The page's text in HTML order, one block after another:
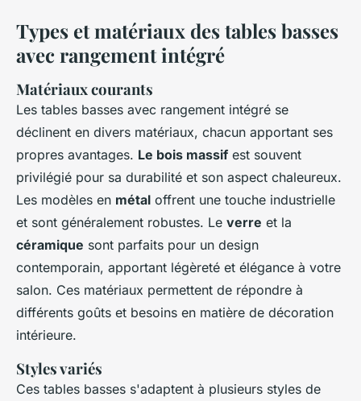
Types et matériaux des tables basses
avec rangement intégré
Matériaux courants
Les tables basses avec rangement intégré se
déclinent en divers matériaux, chacun apportant ses
propres avantages. Le bois massif est souvent
privilégié pour sa durabilité et son aspect chaleureux.
Les modèles en métal offrent une touche industrielle
et sont généralement robustes. Le verre et la
céramique sont parfaits pour un design
contemporain, apportant légèreté et élégance à votre
salon. Ces matériaux permettent de répondre à
différents goûts et besoins en matière de décoration
intérieure.
Styles variés
Ces tables basses s'adaptent à plusieurs styles de